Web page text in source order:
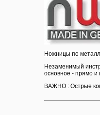
Ножницы по
Незаменимый
основное - прямо и
ВАЖНО : Острые